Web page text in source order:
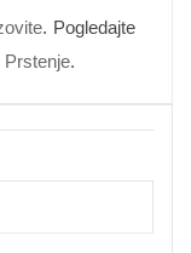
. Pogledajte
Prstenje.